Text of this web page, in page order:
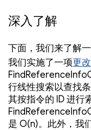
深入了解
下面，我们来了解
我们实施了一项更
行线性搜索以查找
其按指令的 ID 进行
是 O(n)。此外，我